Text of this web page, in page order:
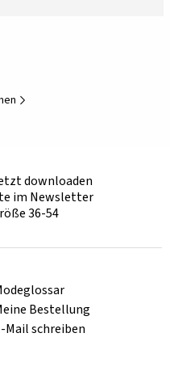
downloaden
im Newsletter
36-54
Bestellung
Mail schreiben